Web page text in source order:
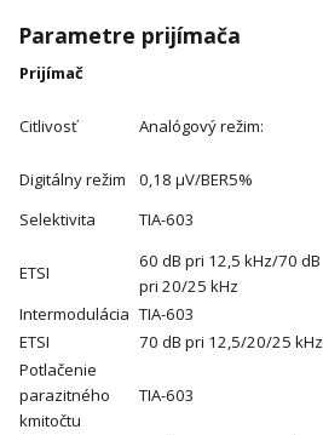
Parametre prijímača
Prijímač
Citlivosť Analógový režim:
Digitálny režim
0,18 μV/BER5%
Selektivita
TIA-603
ETSI
60 dB pri 12,5 kHz/70 dB
pri 20/25 kHz
Intermodulácia TIA-603
ETSI
70 dB pri 12,5/20/25 kHz
Potlačenie
parazitného
kmitočtu
TIA-603